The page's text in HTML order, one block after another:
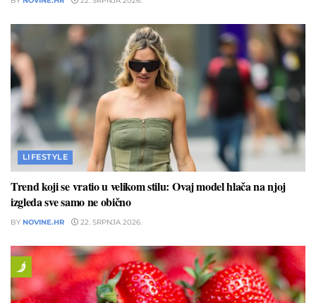
LIFESTYLE
Trend koji se vratio u velikom stilu: Ovaj model hlača na njoj
izgleda sve samo ne obično
BY NOVINE.HR 22. SRPNJA 2026.